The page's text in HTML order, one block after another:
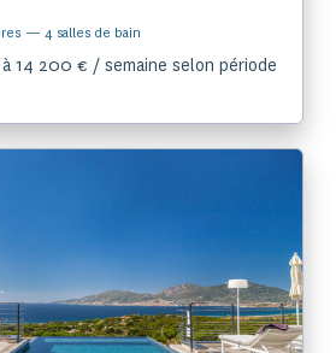
— 4 salles de bain
14 200 € / semaine selon période
Voir le bien